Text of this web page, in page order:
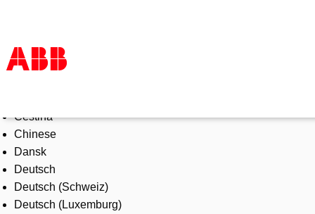
Products & Solutions
Industries
Services
About us
Where to buy
Contact us
Čeština
Chinese
Dansk
Deutsch
Deutsch (Schweiz)
Deutsch (Luxemburg)